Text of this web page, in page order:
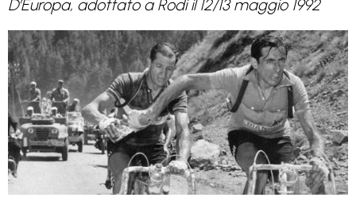
D’Europa, adottato a Rodi il 12/13 maggio 1992